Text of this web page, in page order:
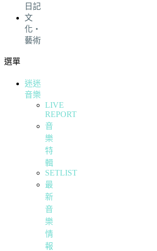
日記
文
化・
藝術
選單
迷迷
音樂
LIVE
REPORT
音
樂
特
輯
SETLIST
最
新
音
樂
情
報